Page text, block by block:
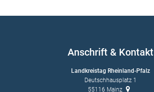
Anschrift & Kontakt
Landkreistag Rheinland-Pfalz
Deutschhausplatz 1
55116 Mainz